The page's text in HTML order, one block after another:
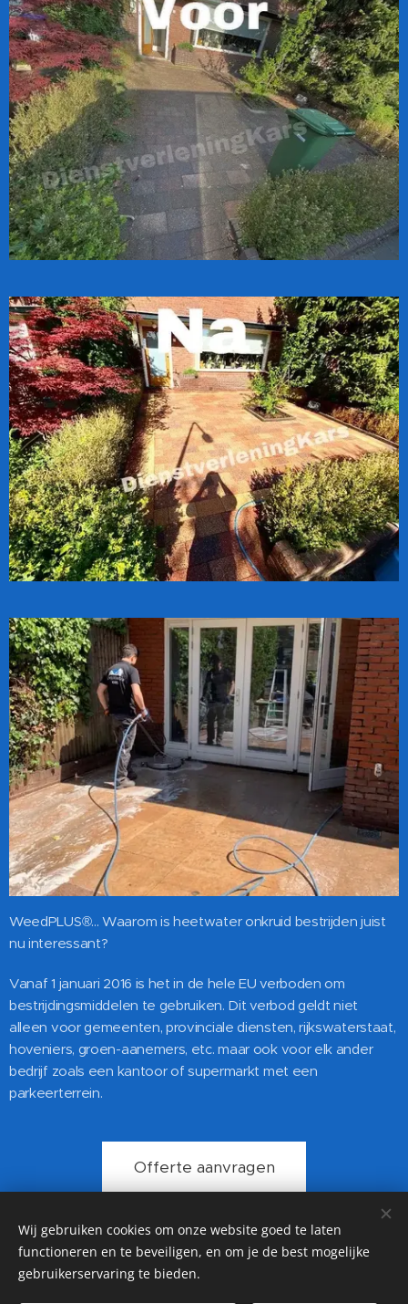
WeedPLUS®... Waarom is heetwater onkruid bestrijden juist
nu interessant?
Vanaf 1 januari 2016 is het in de hele EU verboden om
bestrijdingsmiddelen te gebruiken. Dit verbod geldt niet
alleen voor gemeenten, provinciale diensten, rijkswaterstaat,
hoveniers, groen-aanemers, etc. maar ook voor elk ander
bedrijf zoals een kantoor of supermarkt met een
parkeerterrein.
Offerte aanvragen
10 jaar garantie op Gevelreiniging, Dakreiniging en
Impregneer. ☎️020 21 01 223
Wij gebruiken cookies om onze website goed te laten
functioneren en te beveiligen, en om je de best mogelijke
gebruikerservaring te bieden.